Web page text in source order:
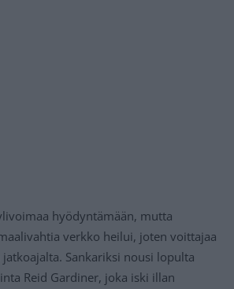
hyödyntämään, mutta
verkko heilui, joten voittajaa
Sankariksi nousi lopulta
Reid Gardiner, joka iski illan